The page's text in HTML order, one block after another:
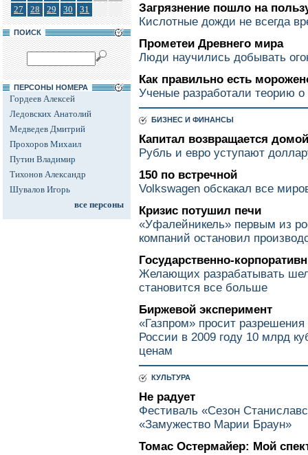
27
28 29 30 31
ПОИСК
ПЕРСОНЫ НОМЕРА
Гордеев Алексей
Ледовских Анатолий
Медведев Дмитрий
Прохоров Михаил
Путин Владимир
Тихонов Александр
Шувалов Игорь
все персоны
Загрязнение пошло на
Кислотные дожди не всегда
Прометеи Древнего мира
Люди научились добывать
Как правильно есть
Ученые разработали теорию
БИЗНЕС И ФИНАНСЫ
Капитал возвращается домой
Рубль и евро уступают
150 по встречной
Volkswagen обскакал все
Кризис потушил печи
«Уфалейникель» первым из
компаний остановил
Государственно-
Желающих разрабатывать
становится все больше
Биржевой эксперимент
«Газпром» просит
России в 2009 году 10 млрд
ценам
КУЛЬТУРА
Не радует
Фестиваль «Сезон
«Замужество Марии Браун»
Томас Остермайер: Мой